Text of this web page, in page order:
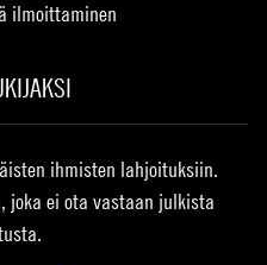
ilmoittaminen
ihmisten lahjoituksiin.
joka ei ota vastaan julkista